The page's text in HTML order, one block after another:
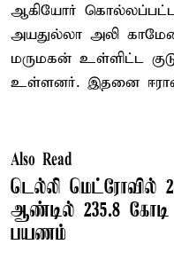
ஆகியோர்
அயதுல்லா அலி
மருமகன் உள்ளிட்ட
உள்ளனர். இதனை ஈரான்
Also Read
டெல்லி மெட்ரோவில்
ஆண்டில் 235.8
பயணம்